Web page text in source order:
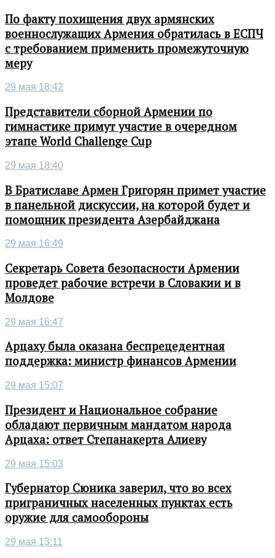
По факту похищения двух армянских
военнослужащих Армения обратилась в ЕСПЧ
с требованием применить промежуточную
меру
29 мая 18:42
Представители сборной Армении по
гимнастике примут участие в очередном
этапе World Challenge Cup
29 мая 18:40
В Братиславе Армен Григорян примет участие
в панельной дискуссии, на которой будет и
помощник президента Азербайджана
29 мая 16:49
Секретарь Совета безопасности Армении
проведет рабочие встречи в Словакии и в
Молдове
29 мая 16:47
Арцаху была оказана беспрецедентная
поддержка: министр финансов Армении
29 мая 15:07
Президент и Национальное собрание
обладают первичным мандатом народа
Арцаха: ответ Степанакерта Алиеву
29 мая 15:03
Губернатор Сюника заверил, что во всех
приграничных населенных пунктах есть
оружие для самообороны
29 мая 13:11